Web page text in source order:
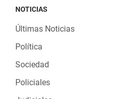
NOTICIAS
Últimas Noticias
Política
Sociedad
Policiales